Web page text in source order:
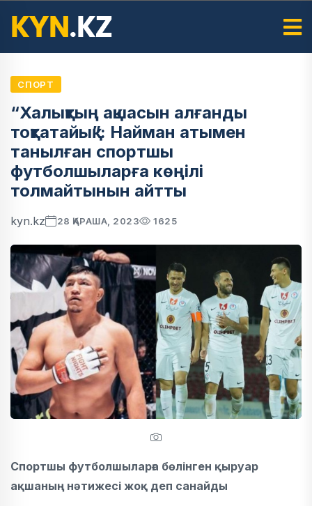
СПОРТ
“Халықтың ақшасын алғанды
тоқтатайық”: Найман атымен
танылған спортшы
футболшыларға көңілі
толмайтынын айтты
kyn.kz 28 ҚАРАША, 2023 1625
Спортшы футболшыларға бөлінген қыруар
ақшаның нәтижесі жоқ деп санайды